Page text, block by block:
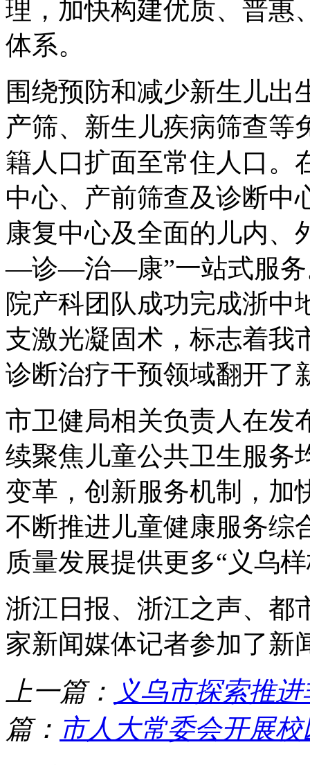
理，加快构建优质、普惠
体系。
围绕预防和减少新生儿出
产筛、新生儿疾病筛查等
籍人口扩面至常住人口。
中心、产前筛查及诊断中
康复中心及全面的儿内
—诊—治—康”一站式服务
院产科团队成功完成浙中
支激光凝固术，标志着我
诊断治疗干预领域翻开了
市卫健局相关负责人在发
续聚焦儿童公共卫生服务
变革，创新服务机制，加
不断推进儿童健康服务综
质量发展提供更多“义乌
浙江日报、浙江之声、都
家新闻媒体记者参加了新
上一篇： 义乌市探索推
篇： 市人大常委会开展